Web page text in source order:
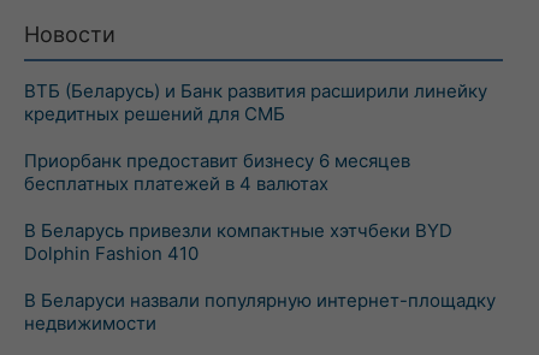
Новости
ВТБ (Беларусь) и Банк развития расширили линейку
кредитных решений для СМБ
Приорбанк предоставит бизнесу 6 месяцев
бесплатных платежей в 4 валютах
В Беларусь привезли компактные хэтчбеки BYD
Dolphin Fashion 410
В Беларуси назвали популярную интернет-площадку
недвижимости